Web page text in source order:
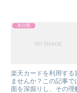
未分類
楽天カードを利用する
ませんか？この記事
面を深掘りし、その理